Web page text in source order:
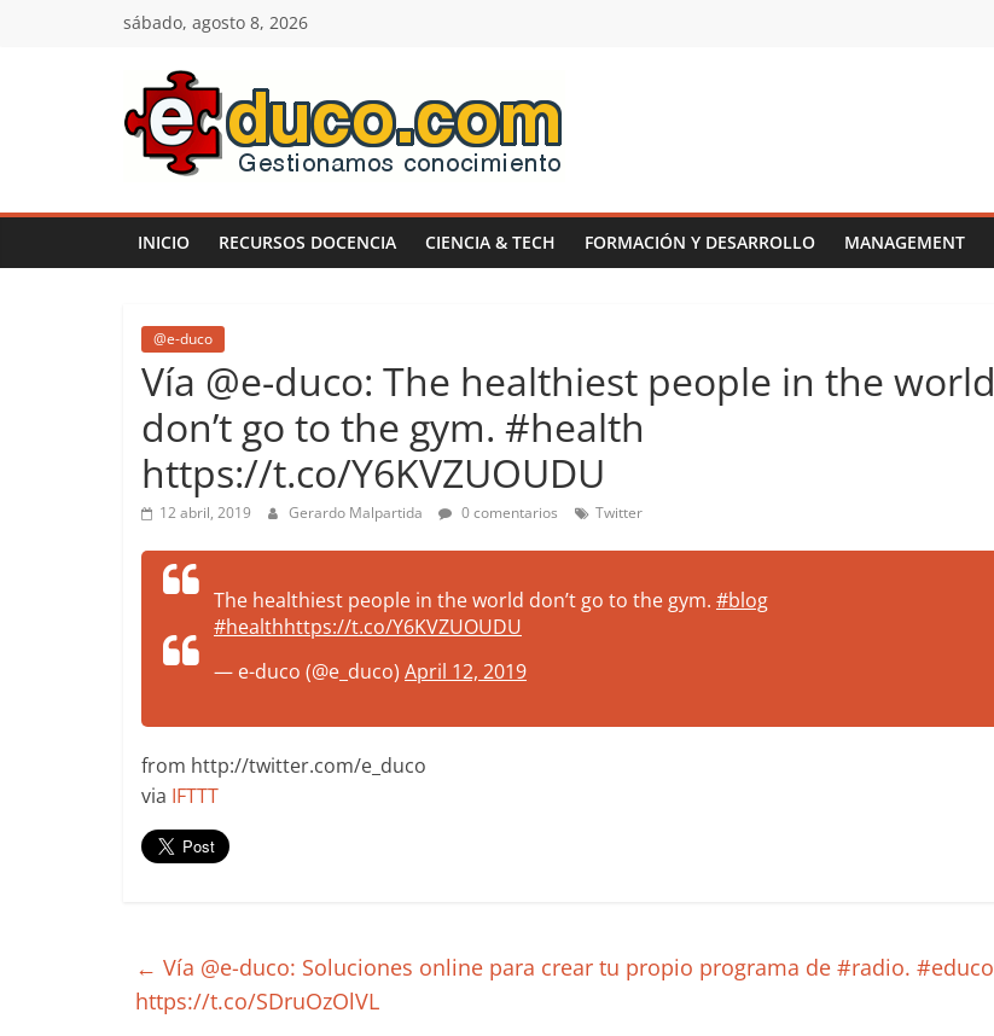
sábado, agosto 8, 2026
E-
duco:
Gestión
del
Conocimiento
Learn
Do
more.
INICIO RECURSOS DOCENCIA CIENCIA & TECH FORMACIÓN Y DESARROLLO MANAGEMENT
@e-duco
Vía @e-duco: The healthiest people in the world
don’t go to the gym. #health
https://t.co/Y6KVZUOUDU
12 abril, 2019 Gerardo Malpartida 0 comentarios Twitter
The healthiest people in the world don’t go to the gym. #blog
#healthhttps://t.co/Y6KVZUOUDU
— e-duco (@e_duco) April 12, 2019
from http://twitter.com/e_duco
via IFTTT
← Vía @e-duco: Soluciones online para crear tu propio programa de #radio. #educo
https://t.co/SDruOzOlVL